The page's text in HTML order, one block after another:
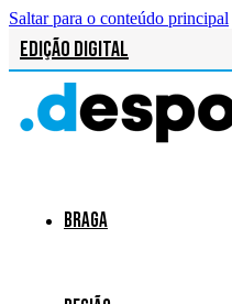
Saltar para o conteúdo principal
Edição Digital
Braga